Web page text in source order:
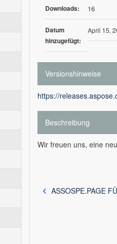
Downloads: 16
Datum
hinzugefügt:
April 15,
Versionshinweise
https://
Beschreibung
Wir freuen uns, eine
ASSOSPE.PAGE